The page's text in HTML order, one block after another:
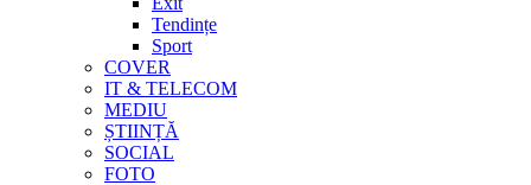
Tendințe
Sport
COVER
IT & TELECOM
MEDIU
ȘTIINȚĂ
SOCIAL
FOTO